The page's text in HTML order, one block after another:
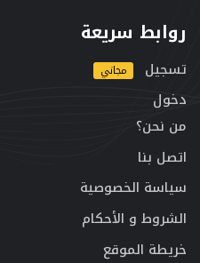
روابط سريعة
تسجيل مجاني
دخول
من نحن؟
اتصل بنا
سياسة الخصوصية
الشروط و الأحكام
خريطة الموقع